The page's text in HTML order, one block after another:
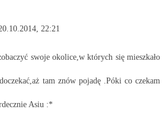
22:21
swoje okolice,w których się mieszkało
tam znów pojadę .Póki co czekam
Asiu :*